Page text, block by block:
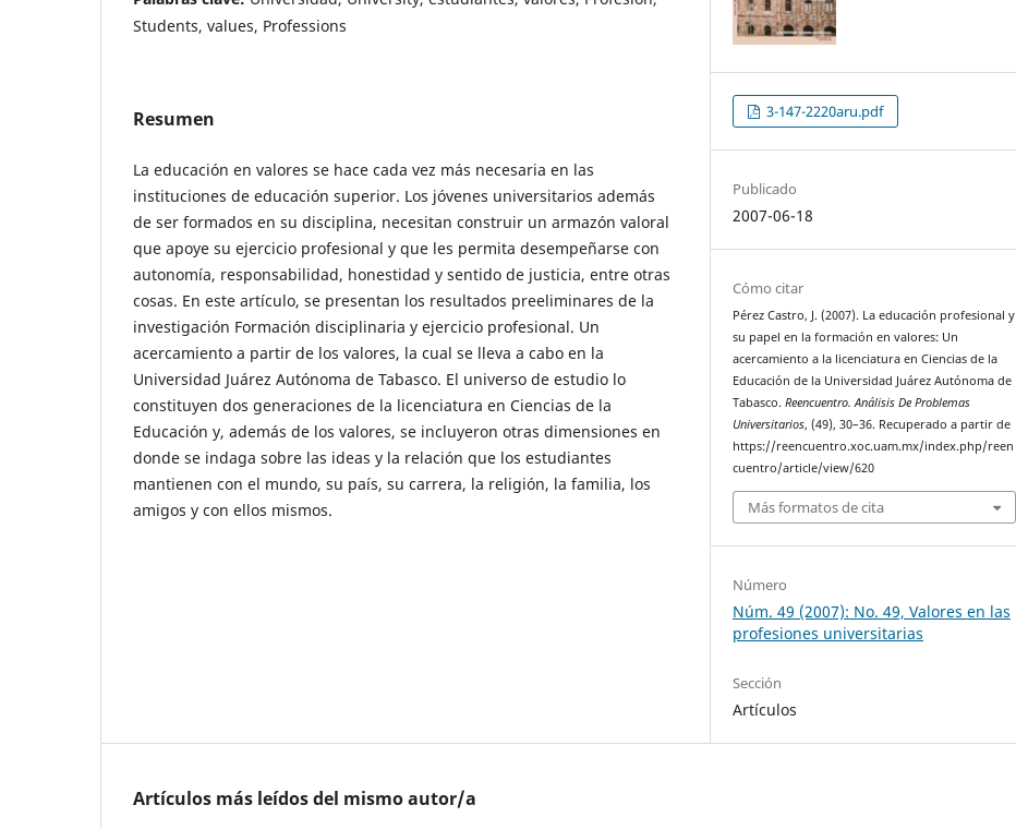
Students, values, Professions
Resumen
La educación en valores se hace cada vez más necesaria en las
instituciones de educación superior. Los jóvenes universitarios además
de ser formados en su disciplina, necesitan construir un armazón valoral
que apoye su ejercicio profesional y que les permita desempeñarse con
autonomía, responsabilidad, honestidad y sentido de justicia, entre otras
cosas. En este artículo, se presentan los resultados preeliminares de la
investigación Formación disciplinaria y ejercicio profesional. Un
acercamiento a partir de los valores, la cual se lleva a cabo en la
Universidad Juárez Autónoma de Tabasco. El universo de estudio lo
constituyen dos generaciones de la licenciatura en Ciencias de la
Educación y, además de los valores, se incluyeron otras dimensiones en
donde se indaga sobre las ideas y la relación que los estudiantes
mantienen con el mundo, su país, su carrera, la religión, la familia, los
amigos y con ellos mismos.
3-147-2220aru.pdf
Publicado
2007-06-18
Cómo citar
Pérez Castro, J. (2007). La educación profesional y
su papel en la formación en valores: Un
acercamiento a la licenciatura en Ciencias de la
Educación de la Universidad Juárez Autónoma de
Tabasco.Reencuentro. Análisis De Problemas
Universitarios, (49), 30–36. Recuperado a partir de
https://reencuentro.xoc.uam.mx/index.php/reen
cuentro/article/view/620
Más formatos de cita
Número
Núm. 49 (2007): No. 49, Valores en las
profesiones universitarias
Sección
Artículos
Artículos más leídos del mismo autor/a